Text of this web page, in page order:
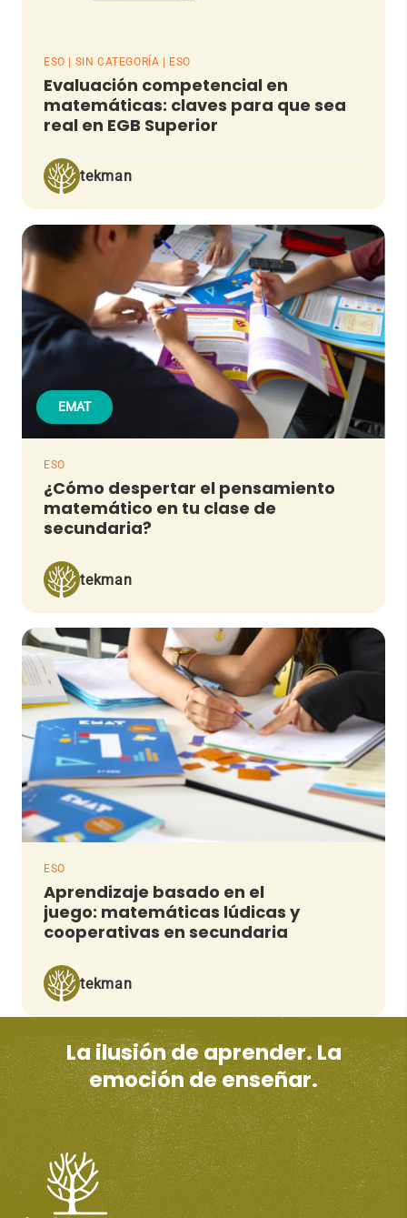
ESO | SIN CATEGORÍA | ESO
Evaluación competencial en
matemáticas: claves para que sea
real en EGB Superior
tekman
EMAT
ESO
¿Cómo despertar el pensamiento
matemático en tu clase de
secundaria?
tekman
ESO
Aprendizaje basado en el
juego: matemáticas lúdicas y
cooperativas en secundaria
tekman
La ilusión de aprender. La
emoción de enseñar.